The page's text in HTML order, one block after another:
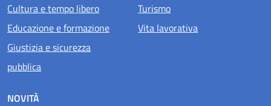
Cultura e tempo libero
Educazione e formazione
Giustizia e sicurezza
pubblica
Turismo
Vita lavorativa
NOVITÀ